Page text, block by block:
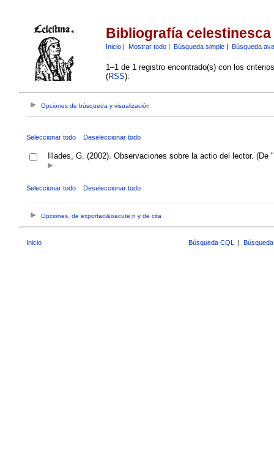
Bibliografía celestinesca
Inicio| Mostrar todo| Búsqueda simple| Búsqueda
1–1 de 1 registro encontrado(s) con los
(RSS):
Opciones de búsqueda y visualización
Seleccionar todo Deseleccionar todo
Illades, G. (2002). Observaciones sobre la actio del lector.
Seleccionar todo Deseleccionar todo
Opciones, de exportaci&oacute;n y de cita
Inicio Búsqueda CQL |